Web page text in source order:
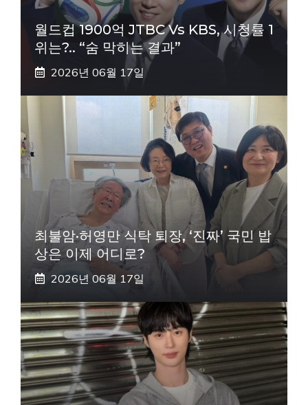
월드컵 1900억 JTBC Vs KBS, 시청률 1
위는?.. “숨 막히는 결과”
2026년 06월 17일
최불암·허영만 식탁 퇴장, ‘진짜’ 국민 밥
상은 이제 어디로?
2026년 06월 17일